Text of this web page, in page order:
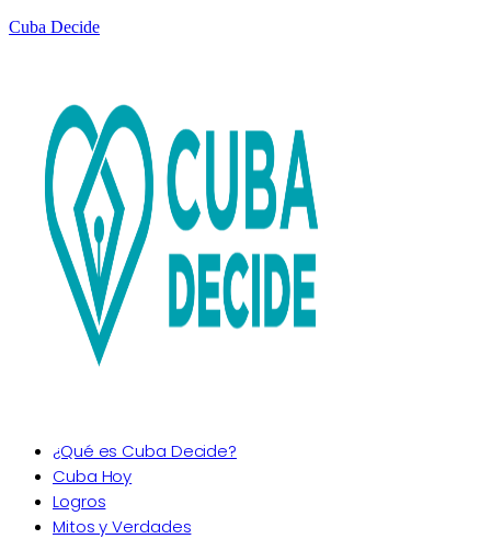
Cuba Decide
¿Qué es Cuba Decide?
Cuba Hoy
Logros
Mitos y Verdades